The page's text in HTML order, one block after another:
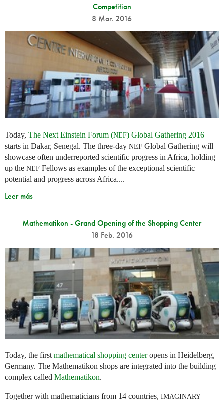
Competition
8 Mar. 2016
Today, The Next Einstein Forum (NEF) Global Gathering 2016
starts in Dakar, Senegal. The three-day NEF Global Gathering will
showcase often underreported scientific progress in Africa, holding
up the NEF Fellows as examples of the exceptional scientific
potential and progress across Africa....
Leer más
Mathematikon - Grand Opening of the Shopping Center
18 Feb. 2016
Today, the first mathematical shopping centeropens in Heidelberg,
Germany. The Mathematikon shops are integrated into the building
complex called Mathematikon.
Together with mathematicians from 14 countries, IMAGINARY